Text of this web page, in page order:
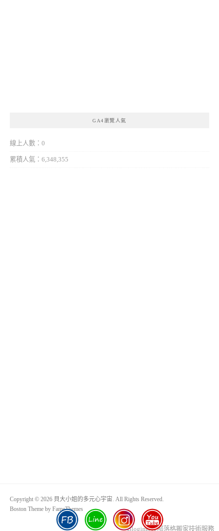
GA4瀏覽人氣
線上人數：0
累積人氣：6,348,355
Copyright © 2026 貝大小姐的多元心宇宙. All Rights Reserved.
Boston Theme by FameThemes
Blogimove部落格搬家技術服務